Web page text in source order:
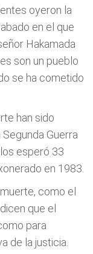
oyeron la
en el que
Hakamada
son un pueblo
se ha cometido
han sido
Guerra
esperó 33
en 1983.
como el
que el
para
de la justicia.